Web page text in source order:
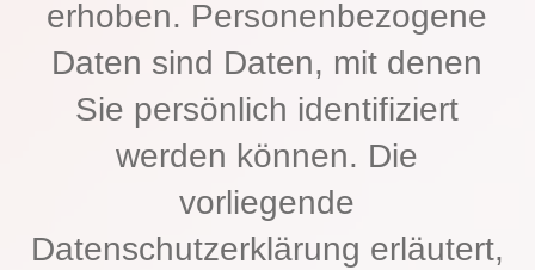
erhoben. Personenbezogene
Daten sind Daten, mit denen
Sie persönlich identifiziert
werden können. Die
vorliegende
Datenschutzerklärung erläutert,